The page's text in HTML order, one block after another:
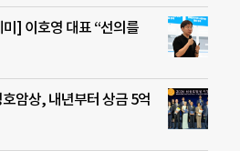
] 이호영 대표 “선의를
암상, 내년부터 상금 5억